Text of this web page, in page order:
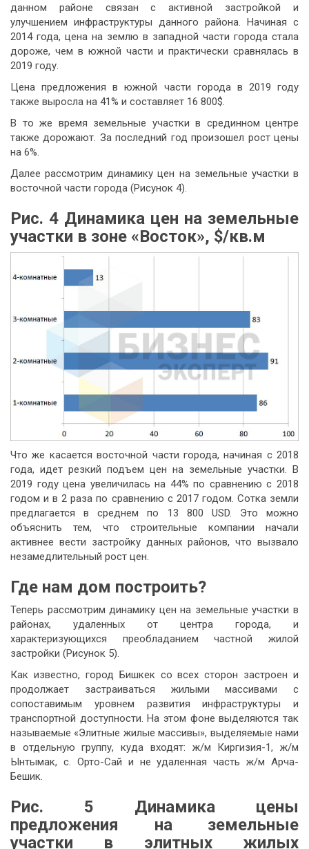
данном районе связан с активной застройкой и
улучшением инфраструктуры данного района. Начиная с
2014 года, цена на землю в западной части города стала
дороже, чем в южной части и практически сравнялась в
2019 году.
Цена предложения в южной части города в 2019 году
также выросла на 41% и составляет 16 800$.
В то же время земельные участки в срединном центре
также дорожают. За последний год произошел рост цены
на 6%.
Далее рассмотрим динамику цен на земельные участки в
восточной части города (Рисунок 4).
Рис. 4 Динамика цен на земельные
участки в зоне «Восток», $/кв.м
Что же касается восточной части города, начиная с 2018
года, идет резкий подъем цен на земельные участки. В
2019 году цена увеличилась на 44% по сравнению с 2018
годом и в 2 раза по сравнению с 2017 годом. Сотка земли
предлагается в среднем по 13 800 USD. Это можно
объяснить тем, что строительные компании начали
активнее вести застройку данных районов, что вызвало
незамедлительный рост цен.
Где нам дом построить?
Теперь рассмотрим динамику цен на земельные участки в
районах, удаленных от центра города, и
характеризующихся преобладанием частной жилой
застройки (Рисунок 5).
Как известно, город Бишкек со всех сторон застроен и
продолжает застраиваться жилыми массивами с
сопоставимым уровнем развития инфраструктуры и
транспортной доступности. На этом фоне выделяются так
называемые «Элитные жилые массивы», выделяемые нами
в отдельную группу, куда входят: ж/м Киргизия-1, ж/м
Ынтымак, с. Орто-Сай и не удаленная часть ж/м Арча-
Бешик.
Рис. 5 Динамика цены
предложения на земельные
участки в элитных жилых